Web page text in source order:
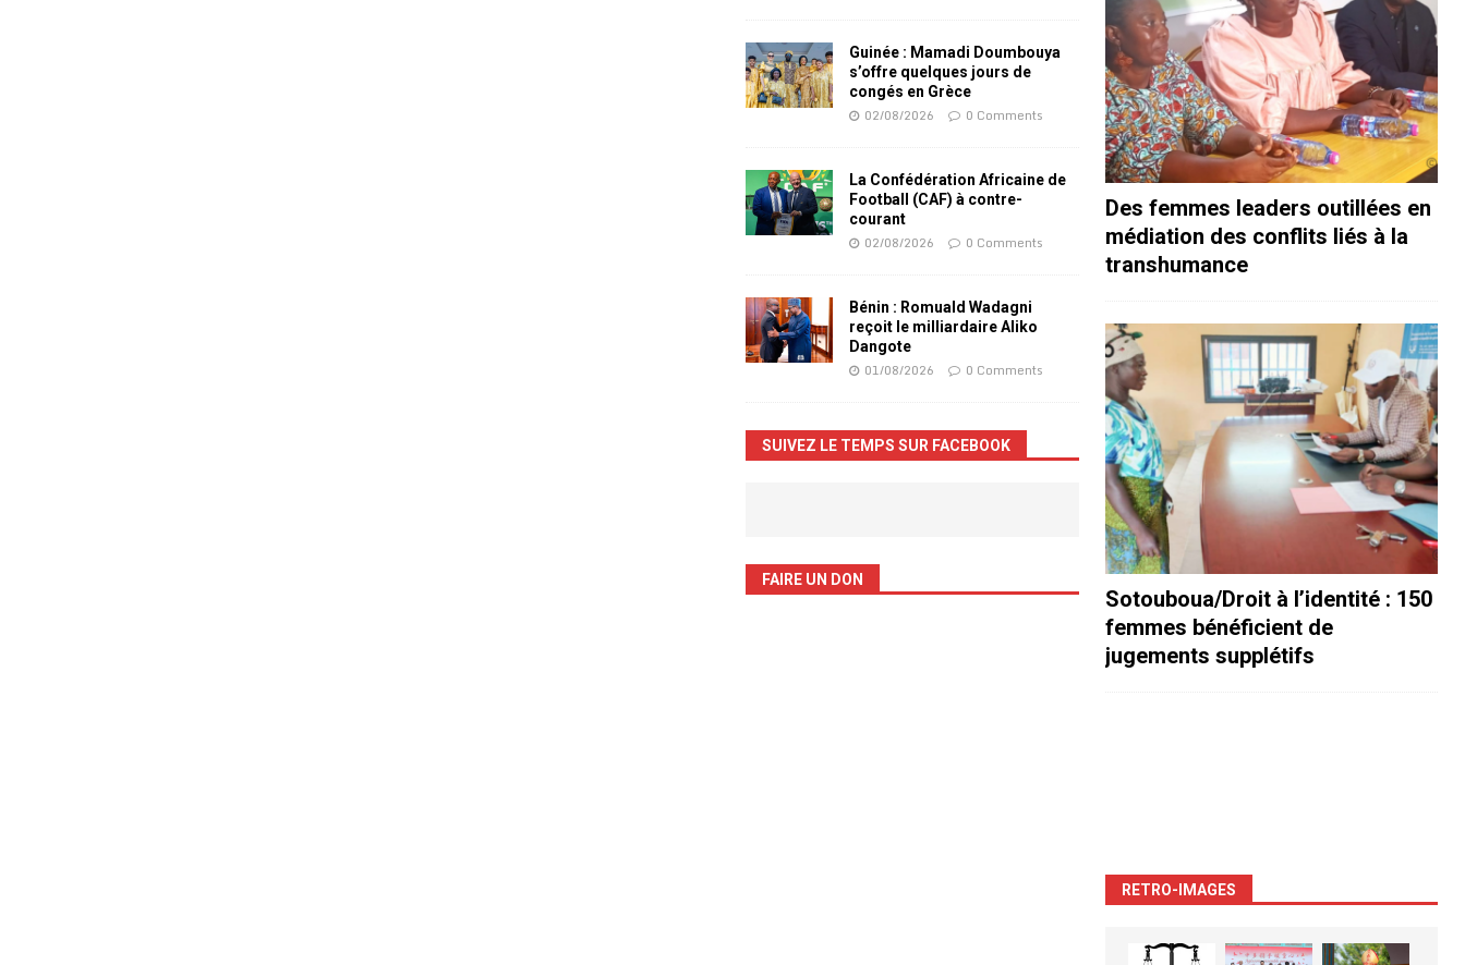
Guinée : Mamadi Doumbouya
s’offre quelques jours de
congés en Grèce
02/08/2026 0 Comments
La Confédération Africaine de
Football (CAF) à contre-
courant
02/08/2026 0 Comments
Bénin : Romuald Wadagni
reçoit le milliardaire Aliko
Dangote
01/08/2026 0 Comments
SUIVEZ LE TEMPS SUR FACEBOOK
FAIRE UN DON
Des femmes leaders outillées en
médiation des conflits liés à la
transhumance
Sotouboua/Droit à l’identité : 150
femmes bénéficient de
jugements supplétifs
RETRO-IMAGES